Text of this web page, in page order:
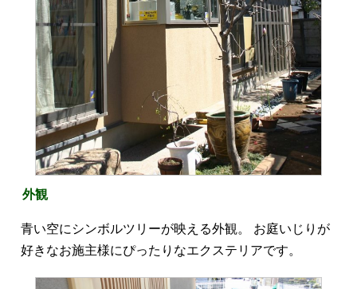
外観
青い空にシンボルツリーが映える外観。 お庭いじりが
好きなお施主様にぴったりなエクステリアです。